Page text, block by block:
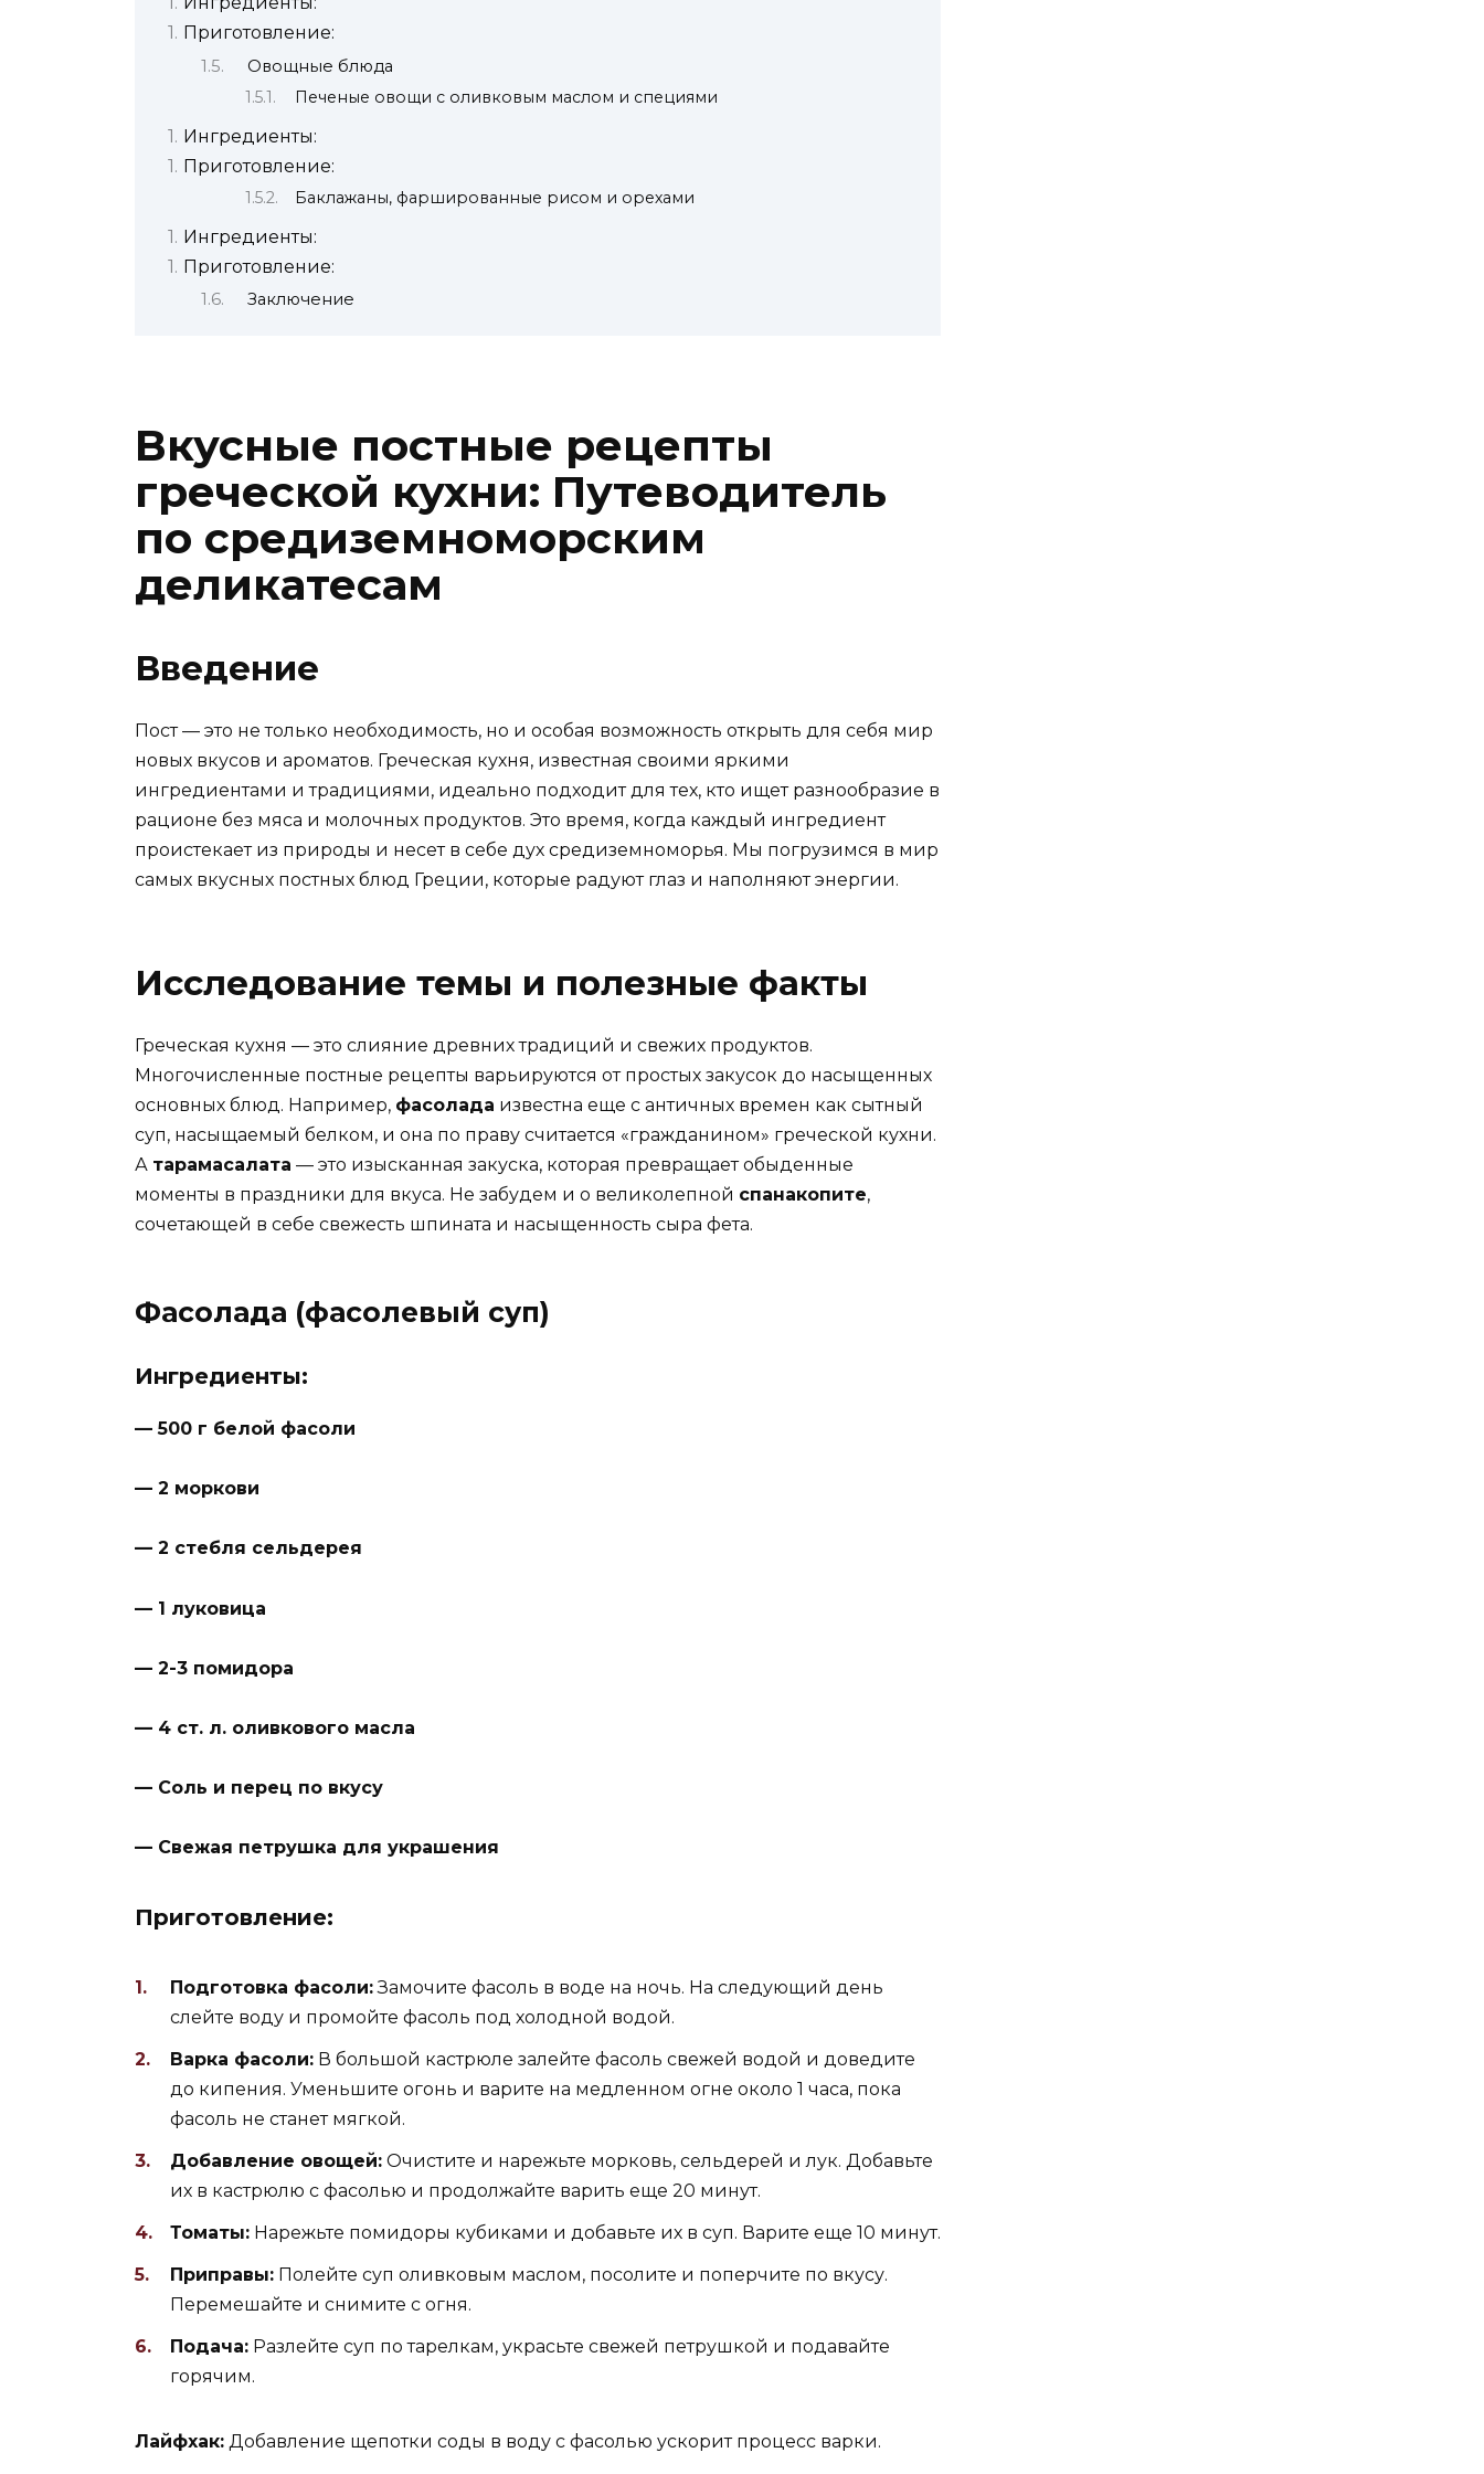
Приготовление:
Овощные блюда
Печеные овощи с оливковым маслом и специями
Ингредиенты:
Приготовление:
Баклажаны, фаршированные рисом и орехами
Ингредиенты:
Приготовление:
Заключение
Вкусные постные рецепты
греческой кухни: Путеводитель
по средиземноморским
деликатесам
Введение
Пост — это не только необходимость, но и особая возможность открыть для себя мир
новых вкусов и ароматов. Греческая кухня, известная своими яркими
ингредиентами и традициями, идеально подходит для тех, кто ищет разнообразие в
рационе без мяса и молочных продуктов. Это время, когда каждый ингредиент
проистекает из природы и несет в себе дух средиземноморья. Мы погрузимся в мир
самых вкусных постных блюд Греции, которые радуют глаз и наполняют энергии.
Исследование темы и полезные факты
Греческая кухня — это слияние древних традиций и свежих продуктов.
Многочисленные постные рецепты варьируются от простых закусок до насыщенных
основных блюд. Например, фасолада известна еще с античных времен как сытный
суп, насыщаемый белком, и она по праву считается «гражданином» греческой кухни.
А тарамасалата — это изысканная закуска, которая превращает обыденные
моменты в праздники для вкуса. Не забудем и о великолепной спанакопите,
сочетающей в себе свежесть шпината и насыщенность сыра фета.
Фасолада (фасолевый суп)
Ингредиенты:
— 500 г белой фасоли
— 2 моркови
— 2 стебля сельдерея
— 1 луковица
— 2-3 помидора
— 4 ст. л. оливкового масла
— Соль и перец по вкусу
— Свежая петрушка для украшения
Приготовление:
Подготовка фасоли:Замочите фасоль в воде на ночь. На следующий день
слейте воду и промойте фасоль под холодной водой.
Варка фасоли: В большой кастрюле залейте фасоль свежей водой и доведите
до кипения. Уменьшите огонь и варите на медленном огне около 1 часа, пока
фасоль не станет мягкой.
Добавление овощей: Очистите и нарежьте морковь, сельдерей и лук. Добавьте
их в кастрюлю с фасолью и продолжайте варить еще 20 минут.
Томаты: Нарежьте помидоры кубиками и добавьте их в суп. Варите еще 10 минут.
Приправы: Полейте суп оливковым маслом, посолите и поперчите по вкусу.
Перемешайте и снимите с огня.
Подача: Разлейте суп по тарелкам, украсьте свежей петрушкой и подавайте
горячим.
Лайфхак: Добавление щепотки соды в воду с фасолью ускорит процесс варки.